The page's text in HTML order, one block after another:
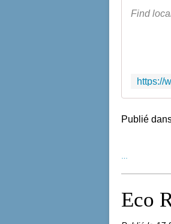
Find
Publié
Eco